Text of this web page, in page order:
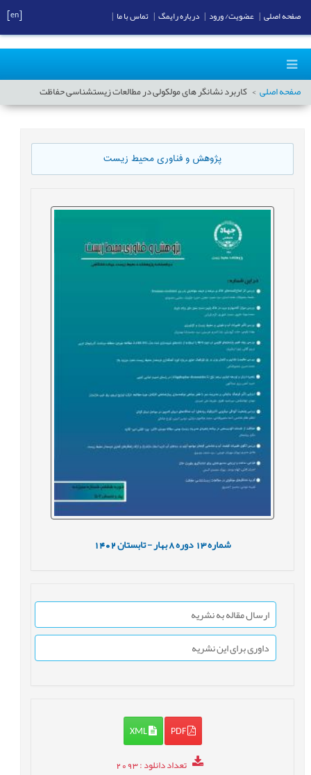
صفحه اصلی کاربرد نشانگر های مولکولی در مطالعات زیست‎شناسی حفاظت
پژوهش و فناوری محیط زیست
شماره13 دوره8 بهار - تابستان1402
ارسال مقاله به نشریه
داوری برای این نشریه
PDF
XML
تعداد دانلود: 2093
صفحه اصلی عضویت/ ورود درباره رایمگ تماس با ما